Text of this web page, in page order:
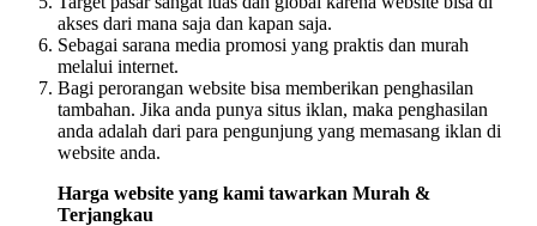
akses dari mana saja dan kapan saja.
Sebagai sarana media promosi yang praktis dan murah
melalui internet.
Bagi perorangan website bisa memberikan penghasilan
tambahan. Jika anda punya situs iklan, maka penghasilan
anda adalah dari para pengunjung yang memasang iklan di
website anda.
Harga website yang kami tawarkan Murah &
Terjangkau